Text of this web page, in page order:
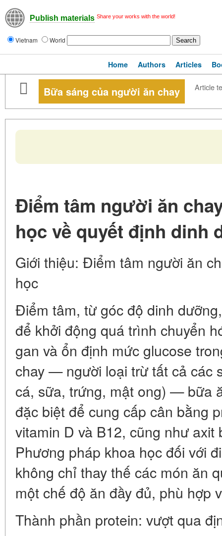
Publish materials Share your works with the world!
Vietnam World
Home Authors Articles
Bữa sáng của người ăn chay Article
Điểm tâm người ăn
học về quyết định dinh
Giới thiệu: Điểm tâm người ăn
học
Điểm tâm, từ góc độ dinh
để khởi động quá trình chuyển
gan và ổn định mức glucose
chay — người loại trừ tất cả các
cá, sữa, trứng, mật ong) — bữa
đặc biệt để cung cấp cân bằng
vitamin D và B12, cũng như
Phương pháp khoa học đối với
không chỉ thay thế các món ăn
một chế độ ăn đầy đủ, phù hợp
Thành phần protein: vượt qua